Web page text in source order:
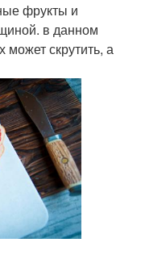
фрукты и
в данном
может скрутить, а